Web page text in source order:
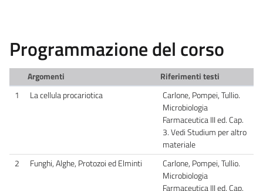
Programmazione del corso
Argomenti
Riferimenti testi
1
La cellula procariotica
Carlone, Pompei, Tullio.
Microbiologia
Farmaceutica III ed. Cap.
3. Vedi Studium per altro
materiale
2
Funghi, Alghe, Protozoi ed Elminti
Carlone, Pompei, Tullio.
Microbiologia
Farmaceutica III ed. Cap.